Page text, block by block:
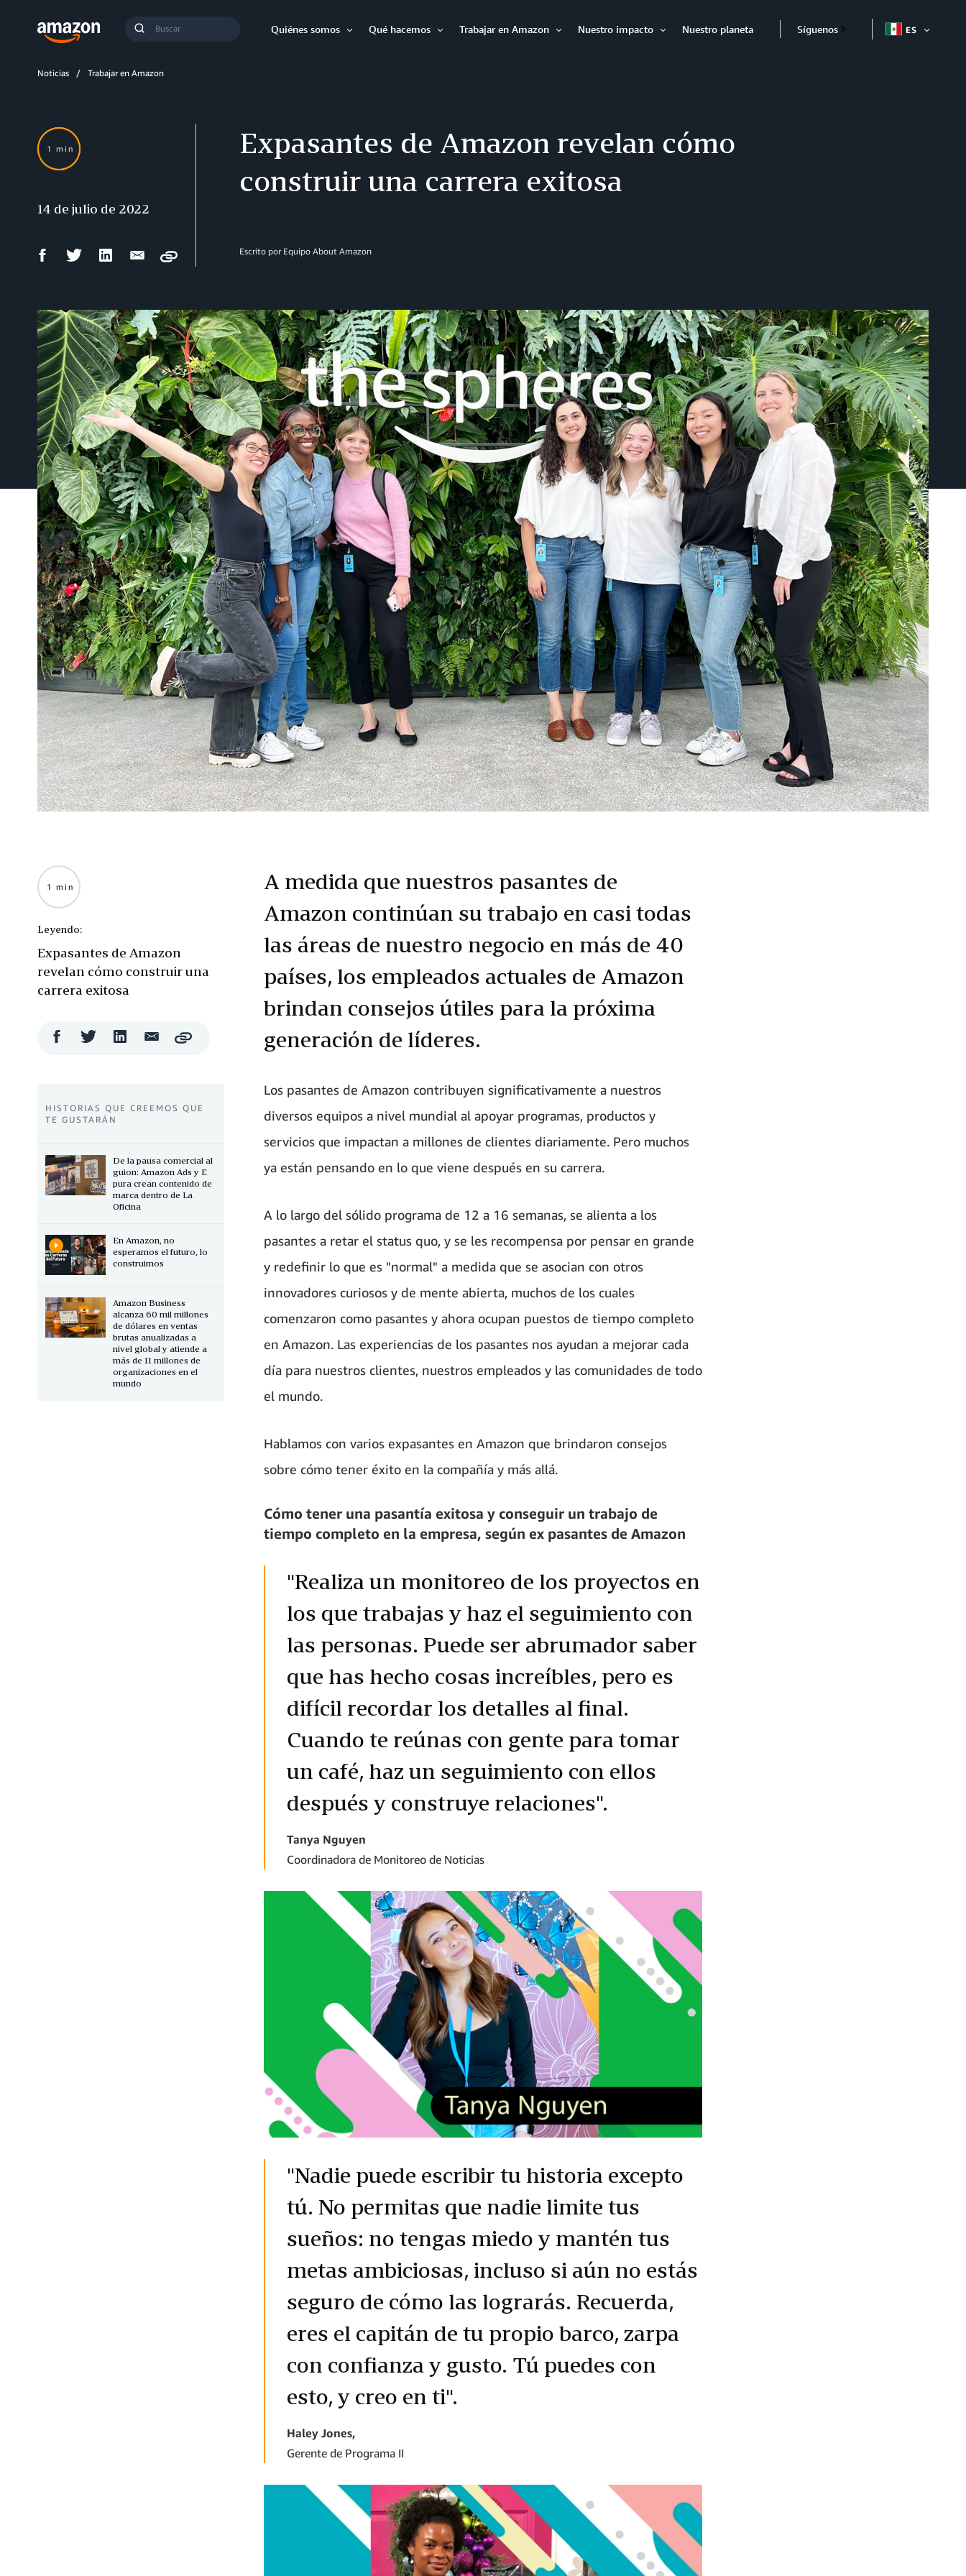
Enviar
Quiénes somos
Qué hacemos
Trabajar en Amazon
Nuestro impacto
Nuestro planeta Síguenos ES
Noticias Trabajar en Amazon
Expasantes de Amazon revelan cómo
construir una carrera exitosa
Escrito por Equipo About Amazon
1 min
14 de julio de 2022
CompartirCompartirCompartirCompartir
Copy
A medida que nuestros pasantes de
Amazon continúan su trabajo en casi todas
las áreas de nuestro negocio en más de 40
países, los empleados actuales de Amazon
brindan consejos útiles para la próxima
generación de líderes.
Los pasantes de Amazon contribuyen significativamente a nuestros
diversos equipos a nivel mundial al apoyar programas, productos y
servicios que impactan a millones de clientes diariamente. Pero muchos
ya están pensando en lo que viene después en su carrera.
A lo largo del sólido programa de 12 a 16 semanas, se alienta a los
pasantes a retar el status quo, y se les recompensa por pensar en grande
y redefinir lo que es "normal" a medida que se asocian con otros
innovadores curiosos y de mente abierta, muchos de los cuales
comenzaron como pasantes y ahora ocupan puestos de tiempo completo
en Amazon. Las experiencias de los pasantes nos ayudan a mejorar cada
día para nuestros clientes, nuestros empleados y las comunidades de todo
el mundo.
Hablamos con varios expasantes en Amazon que brindaron consejos
sobre cómo tener éxito en la compañía y más allá.
Cómo tener una pasantía exitosa y conseguir un trabajo de
tiempo completo en la empresa, según ex pasantes de Amazon
"Realiza un monitoreo de los proyectos en
los que trabajas y haz el seguimiento con
las personas. Puede ser abrumador saber
que has hecho cosas increíbles, pero es
difícil recordar los detalles al final.
Cuando te reúnas con gente para tomar
un café, haz un seguimiento con ellos
después y construye relaciones".
Tanya Nguyen
Coordinadora de Monitoreo de Noticias
"Nadie puede escribir tu historia excepto
tú. No permitas que nadie limite tus
sueños: no tengas miedo y mantén tus
metas ambiciosas, incluso si aún no estás
seguro de cómo las lograrás. Recuerda,
eres el capitán de tu propio barco, zarpa
con confianza y gusto. Tú puedes con
esto, y creo en ti".
Haley Jones,
Gerente de Programa II
1 min
Leyendo:
Expasantes de Amazon
revelan cómo construir una
carrera exitosa
CompartirCompartirCompartirCompartir
Copy
HISTORIAS QUE CREEMOS QUE
TE GUSTARÁN
De la pausa comercial al
guion: Amazon Ads y E
pura crean contenido de
marca dentro de La
Oficina
En Amazon, no
esperamos el futuro, lo
construimos
Amazon Business
alcanza 60 mil millones
de dólares en ventas
brutas anualizadas a
nivel global y atiende a
más de 11 millones de
organizaciones en el
mundo